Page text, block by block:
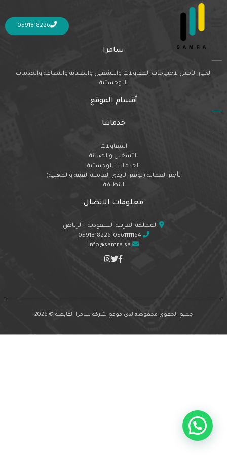
0591818226
Nothing Found
It seems we can’t find what you’re looking for. Perhaps searching can help.
سامرا
الخيار الأمثل لاحتياجات المقاولات والتشغيل والصيانة والنظافة والخدمات
اللوجستية
أقسام الموقع
خدماتنا
المقاولات
التشغيل والصيانة
الخدمات اللوجستية
تأجير العمالة (توفير الايدي العاملة الفنية والمهنية)
النظافة
معلومات الاتصال
المملكة العربية السعودية - الرياض
0591818226-0561111164
info@samra.sa
جميع الحقوق محفوظة لدى موقع شركة سامرا القابضة © 2026